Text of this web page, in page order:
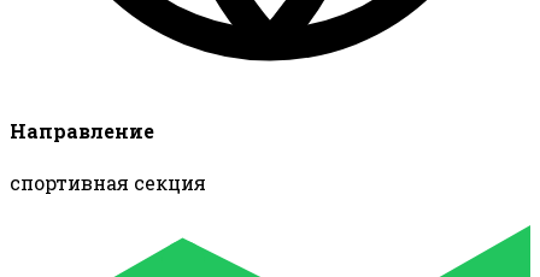
Направление
спортивная секция